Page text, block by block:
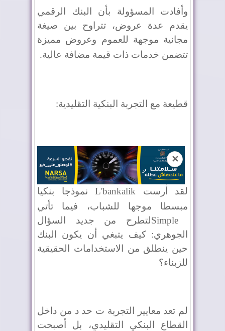
وأفادت المسؤولة بأن البنك الرقمي
يقدم عدة عروض، تتراوح بين صيغة
مجانية موجهة للعموم وعروض مميزة
تتضمن خدمات ذات قيمة مضافة عالية.
قطيعة مع التجربة البنكية التقليدية:
✕
لقد أرست L'bankalik نموذجا بنكيا
مبسطا موجها للشباب، فيما تأتي
Simpleلتطرح من جديد السؤال
الجوهري: كيف يتبغي أن يكون البنك
حين ينطلق من الاستخدامات الحقيقية
للزبناء؟
لم تعد معايير التجربة ت حد د من داخل
القطاع البنكي التقليدي، بل أصبحت